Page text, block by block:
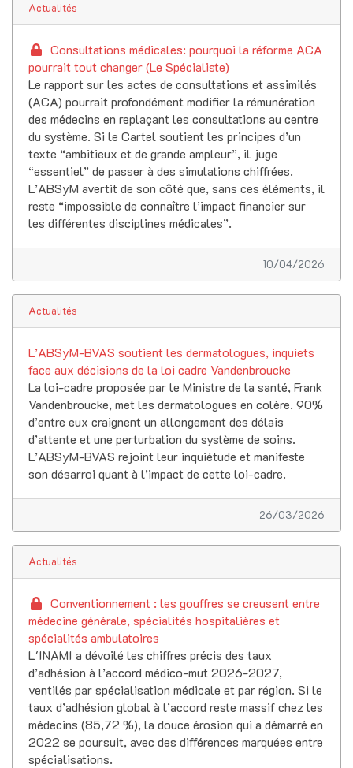
Actualités
Consultations médicales: pourquoi la réforme ACA
pourrait tout changer (Le Spécialiste)
Le rapport sur les actes de consultations et assimilés
(ACA) pourrait profondément modifier la rémunération
des médecins en replaçant les consultations au centre
du système. Si le Cartel soutient les principes d’un
texte “ambitieux et de grande ampleur”, il juge
“essentiel” de passer à des simulations chiffrées.
L’ABSyM avertit de son côté que, sans ces éléments, il
reste “impossible de connaître l’impact financier sur
les différentes disciplines médicales”.
10/04/2026
Actualités
L’ABSyM-BVAS soutient les dermatologues, inquiets
face aux décisions de la loi cadre Vandenbroucke
La loi-cadre proposée par le Ministre de la santé, Frank
Vandenbroucke, met les dermatologues en colère. 90%
d’entre eux craignent un allongement des délais
d’attente et une perturbation du système de soins.
L’ABSyM-BVAS rejoint leur inquiétude et manifeste
son désarroi quant à l’impact de cette loi-cadre.
26/03/2026
Actualités
Conventionnement : les gouffres se creusent entre
médecine générale, spécialités hospitalières et
spécialités ambulatoires
L'INAMI a dévoilé les chiffres précis des taux
d’adhésion à l’accord médico-mut 2026-2027,
ventilés par spécialisation médicale et par région. Si le
taux d’adhésion global à l’accord reste massif chez les
médecins (85,72 %), la douce érosion qui a démarré en
2022 se poursuit, avec des différences marquées entre
spécialisations.